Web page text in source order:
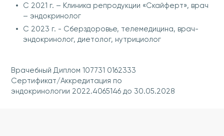
С 2021 г. – Клиника репродукции «Скайферт», врач
– эндокринолог
С 2023 г. - Сберздоровье, телемедицина, врач-
эндокринолог, диетолог, нутрициолог
Врачебный Диплом 107731 0162333
Сертификат/Аккредитация по
эндокринологии 2022.4065146 до 30.05.2028